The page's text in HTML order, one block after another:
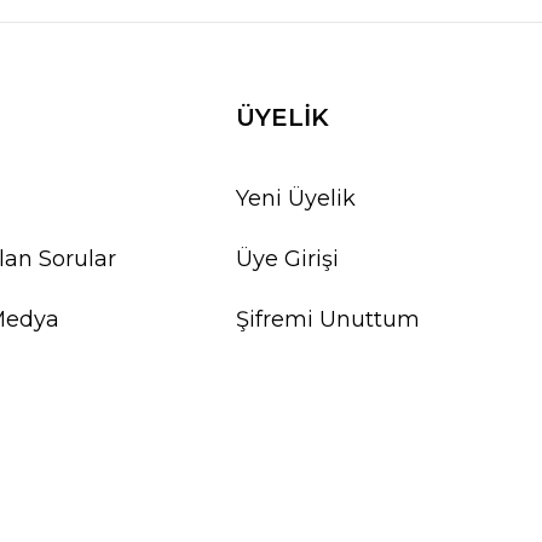
Sorular
ÜYELİK
Yeni Üyelik
Üye Girişi
Şifremi Unuttum